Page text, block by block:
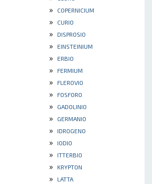
» COPERNICIUM
» CURIO
» DISPROSIO
» EINSTEINIUM
» ERBIO
» FERMIUM
» FLEROVIO
» FOSFORO
» GADOLINIO
» GERMANIO
» IDROGENO
» IODIO
» ITTERBIO
» KRYPTON
» LATTA